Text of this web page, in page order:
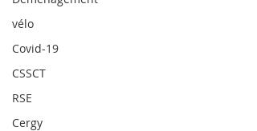
vélo
Covid-19
CSSCT
RSE
Cergy